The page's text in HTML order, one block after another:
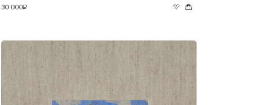
30 000₽